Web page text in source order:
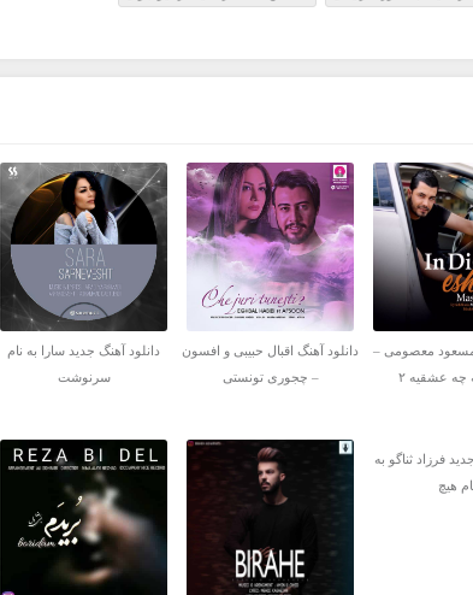
مسعود معصومی –
چه عشقیه ۲
دانلود آهنگ اقبال حبیبی و افسون
– چجوری تونستی
دانلود آهنگ جدید سارا به نام
سرنوشت
فرزاد ثناگو به
هیچ